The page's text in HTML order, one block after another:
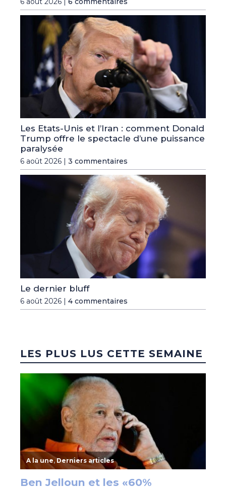
Les Etats-Unis et l’Iran : comment Donald
Trump offre le spectacle d’une puissance
paralysée
6 août 2026 | 3 commentaires
Le dernier bluff
6 août 2026 | 4 commentaires
LES PLUS LUS CETTE SEMAINE